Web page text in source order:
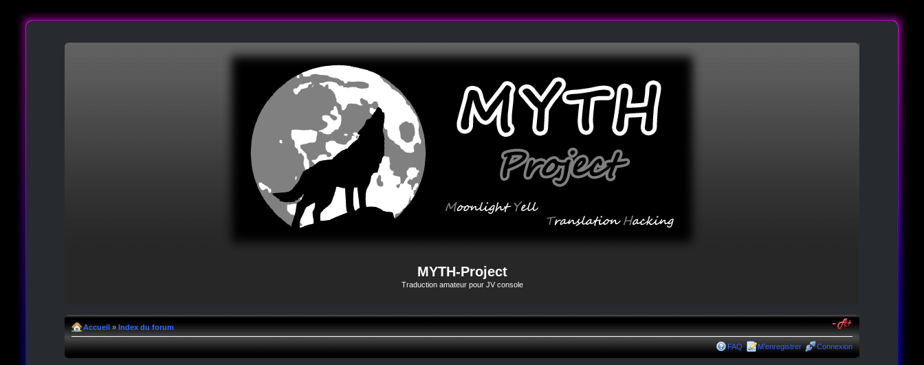
MYTH-Project
Traduction amateur pour JV console
Accueil» Index du forum
FAQ M’enregistrer Connexion